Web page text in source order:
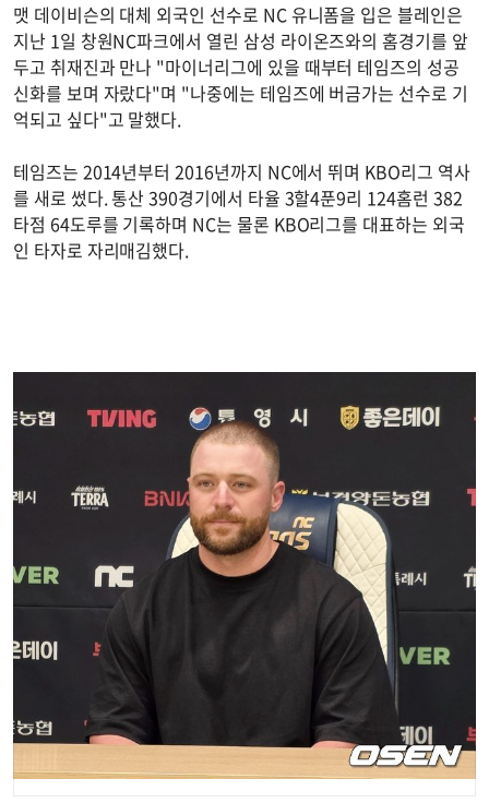
맷 데이비슨의 대체 외국인 선수로 NC 유니폼을 입은 블레인은
지난 1일 창원NC파크에서 열린 삼성 라이온즈와의 홈경기를 앞
두고 취재진과 만나 "마이너리그에 있을 때부터 테임즈의 성공
신화를 보며 자랐다"며 "나중에는 테임즈에 버금가는 선수로 기
억되고 싶다"고 말했다.
테임즈는 2014년부터 2016년까지 NC에서 뛰며 KBO리그 역사
를 새로 썼다. 통산 390경기에서 타율 3할4푼9리 124홈런 382
타점 64도루를 기록하며 NC는 물론 KBO리그를 대표하는 외국
인 타자로 자리매김했다.